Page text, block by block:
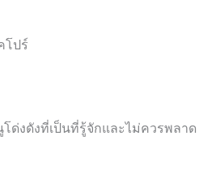
โปร์
ด่งดังที่เป็นที่รู้จักและไม่ควรพลาด